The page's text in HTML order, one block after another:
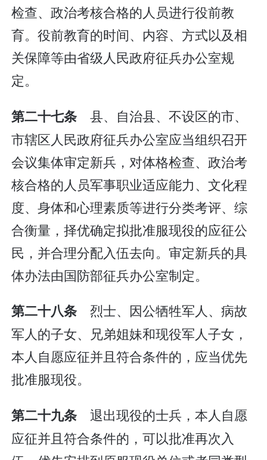
检查、政治考核合格的人员进行役前教
育。役前教育的时间、内容、方式以及相
关保障等由省级人民政府征兵办公室规
定。
第二十七条 县、自治县、不设区的市、
市辖区人民政府征兵办公室应当组织召开
会议集体审定新兵，对体格检查、政治考
核合格的人员军事职业适应能力、文化程
度、身体和心理素质等进行分类考评、综
合衡量，择优确定拟批准服现役的应征公
民，并合理分配入伍去向。审定新兵的具
体办法由国防部征兵办公室制定。
第二十八条 烈士、因公牺牲军人、病故
军人的子女、兄弟姐妹和现役军人子女，
本人自愿应征并且符合条件的，应当优先
批准服现役。
第二十九条 退出现役的士兵，本人自愿
应征并且符合条件的，可以批准再次入